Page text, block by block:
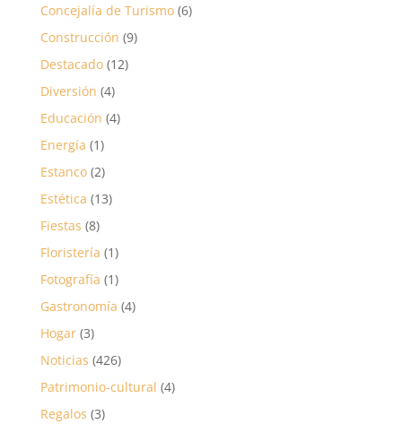
Concejalía de Turismo(6)
Construcción (9)
Destacado(12)
Diversión (4)
Educación (4)
Energía (1)
Estanco(2)
Estética (13)
Fiestas (8)
Floristería (1)
Fotografía (1)
Gastronomía (4)
Hogar(3)
Noticias (426)
Patrimonio-cultural (4)
Regalos (3)